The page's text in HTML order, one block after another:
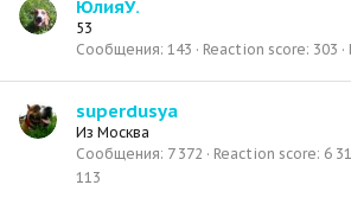
ЮлияУ.
53
Сообщения 143 Reaction score 303
superdusya
Из Москва
Сообщения 7 372 Reaction score 6
113